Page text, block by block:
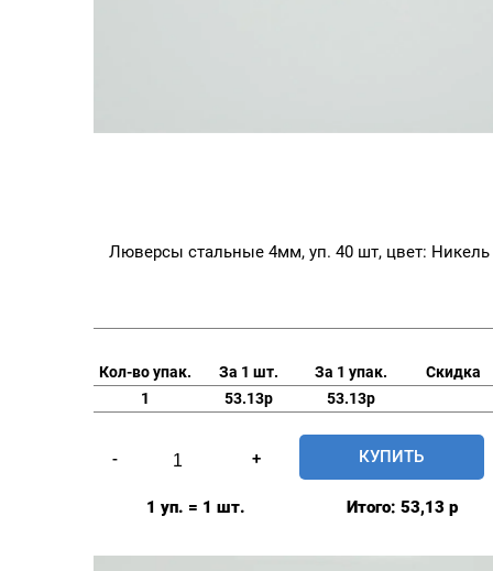
Люверсы стальные 4мм, уп. 40 шт, цвет: Никель
Кол-во упак. За 1 шт. За 1 упак.
Скидка
1
53.13р 53.13р
-
товара
Люверсы
4мм,
+ КУПИТЬ
1 уп. = 1 шт. Итого: 53,13 р